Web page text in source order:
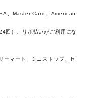
、Master Card、American
）、リボ払いがご利用にな
ーマート、ミニストップ、セ